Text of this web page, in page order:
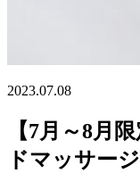
2023.07.08
【7月～8月
ドマッサー